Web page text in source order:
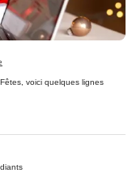
voici quelques lignes